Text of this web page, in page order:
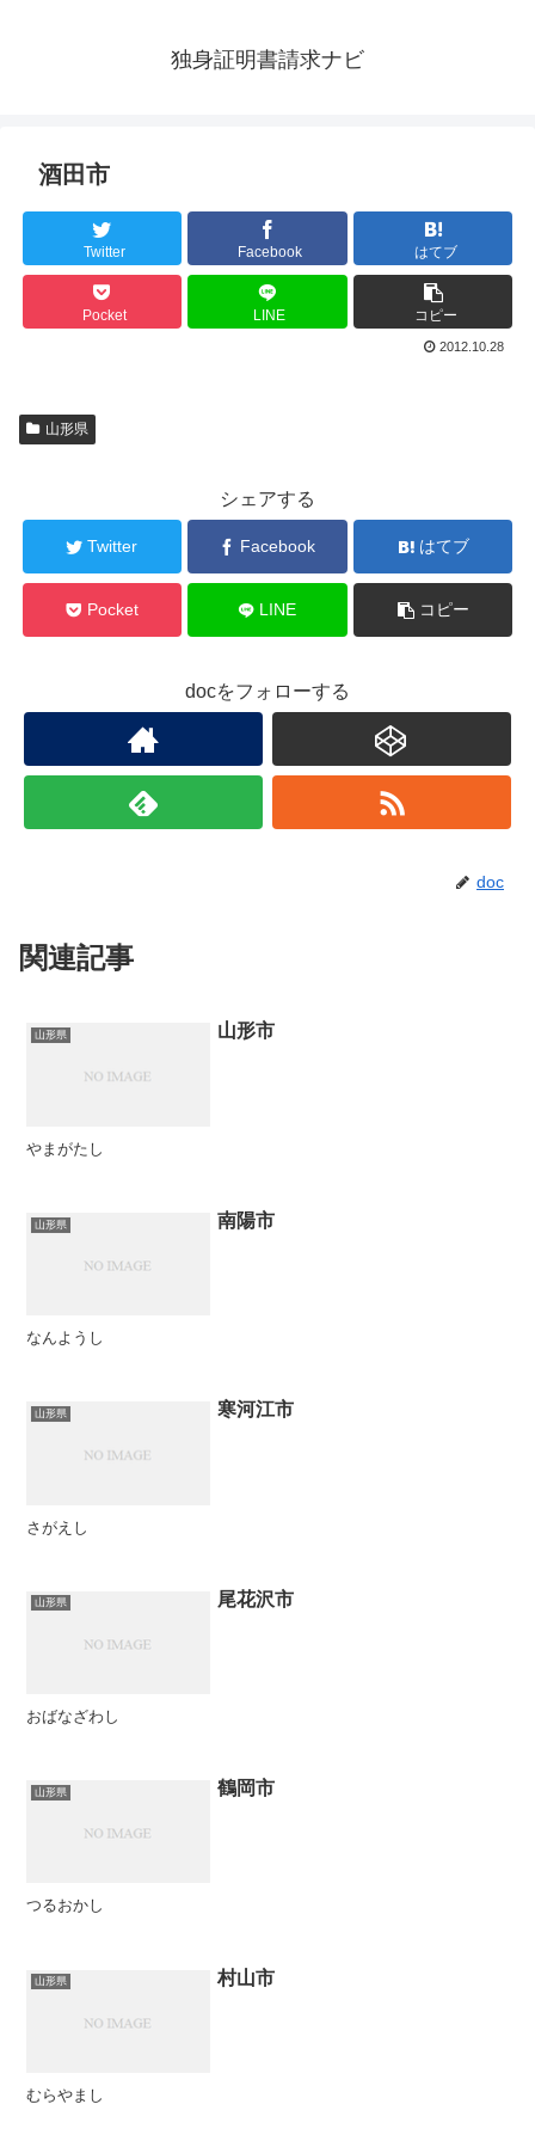
独身証明書請求ナビ
酒田市
Twitter Facebook はてブ
Pocket LINE コピー
2012.10.28
山形県
シェアする
Twitter Facebook はてブ
Pocket LINE コピー
docをフォローする
doc
関連記事
山形県 山形市
やまがたし
山形県 南陽市
なんようし
山形県 寒河江市
さがえし
山形県 尾花沢市
おばなざわし
山形県 鶴岡市
つるおかし
山形県 村山市
むらやまし